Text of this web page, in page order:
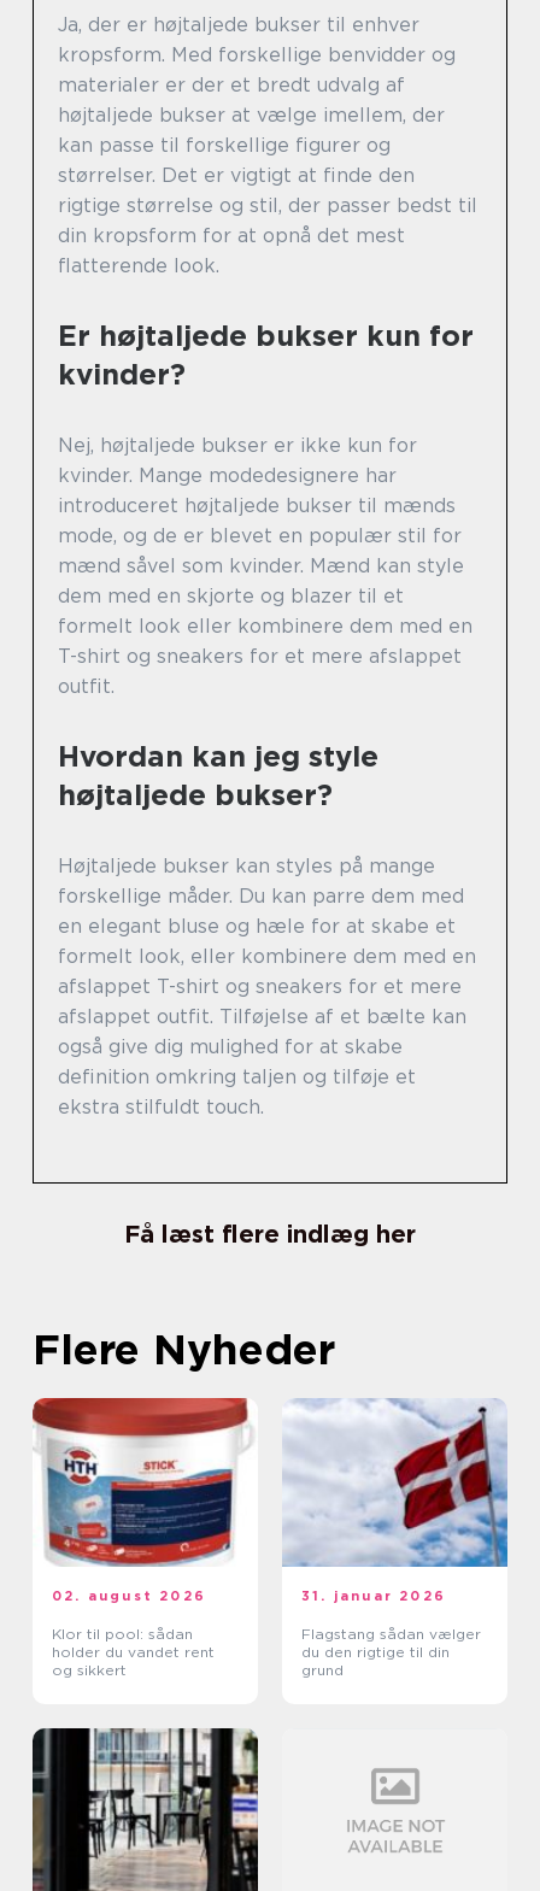
Ja, der er højtaljede bukser til enhver
kropsform. Med forskellige benvidder og
materialer er der et bredt udvalg af
højtaljede bukser at vælge imellem, der
kan passe til forskellige figurer og
størrelser. Det er vigtigt at finde den
rigtige størrelse og stil, der passer bedst til
din kropsform for at opnå det mest
flatterende look.
Er højtaljede bukser kun for
kvinder?
Nej, højtaljede bukser er ikke kun for
kvinder. Mange modedesignere har
introduceret højtaljede bukser til mænds
mode, og de er blevet en populær stil for
mænd såvel som kvinder. Mænd kan style
dem med en skjorte og blazer til et
formelt look eller kombinere dem med en
T-shirt og sneakers for et mere afslappet
outfit.
Hvordan kan jeg style
højtaljede bukser?
Højtaljede bukser kan styles på mange
forskellige måder. Du kan parre dem med
en elegant bluse og hæle for at skabe et
formelt look, eller kombinere dem med en
afslappet T-shirt og sneakers for et mere
afslappet outfit. Tilføjelse af et bælte kan
også give dig mulighed for at skabe
definition omkring taljen og tilføje et
ekstra stilfuldt touch.
Få læst flere indlæg her
Flere Nyheder
02. august 2026
Klor til pool: sådan
holder du vandet rent
og sikkert
31. januar 2026
Flagstang sådan vælger
du den rigtige til din
grund